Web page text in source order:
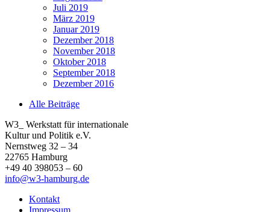
Juli 2019
März 2019
Januar 2019
Dezember 2018
November 2018
Oktober 2018
September 2018
Dezember 2016
Alle Beiträge
W3_ Werkstatt für internationale
Kultur und Politik e.V.
Nernstweg 32 – 34
22765 Hamburg
+49 40 398053 – 60
info@w3-hamburg.de
Kontakt
Impressum